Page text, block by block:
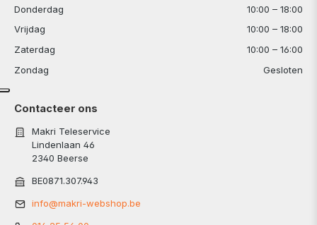
Donderdag
10:00 – 18:00
Vrijdag
10:00 – 18:00
Zaterdag
10:00 – 16:00
Zondag
Gesloten
Contacteer ons
Makri Teleservice
Lindenlaan 46
2340 Beerse
BE0871.307.943
info@makri-webshop.be